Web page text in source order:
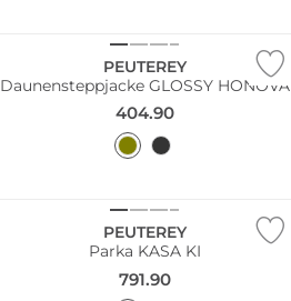
PEUTEREY
Daunensteppjacke GLOSSY HONOVA
404.90
PEUTEREY
Parka KASA KI
791.90